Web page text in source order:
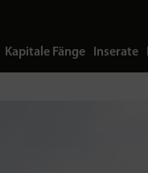
Kapitale Fänge Inserate